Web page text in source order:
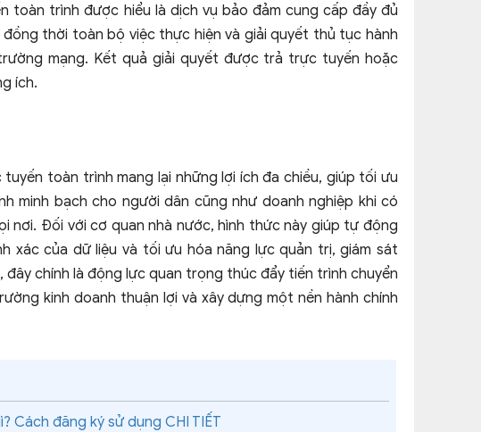
toàn trình được hiểu là dịch vụ bảo đảm cung cấp đầy đủ
thời toàn bộ việc thực hiện và giải quyết thủ tục hành
mạng. Kết quả giải quyết được trả trực tuyến hoặc
ích.
toàn trình mang lại những lợi ích đa chiều, giúp tối ưu
minh bạch cho người dân cũng như doanh nghiệp khi có
nơi. Đối với cơ quan nhà nước, hình thức này giúp tự động
xác của dữ liệu và tối ưu hóa năng lực quản trị, giám sát
đây chính là động lực quan trọng thúc đẩy tiến trình chuyển
kinh doanh thuận lợi và xây dựng một nền hành chính
Cách đăng ký sử dụng CHI TIẾT